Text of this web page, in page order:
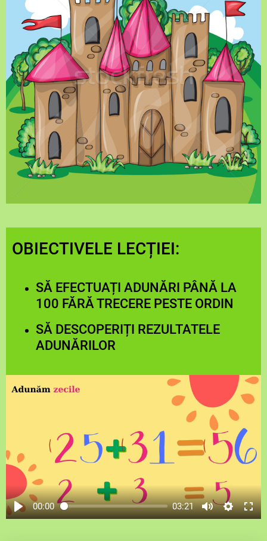
OBIECTIVELE LECȚIEI:
SĂ EFECTUAȚI ADUNĂRI PÂNĂ LA
100 FĂRĂ TRECERE PESTE ORDIN
SĂ DESCOPERIȚI REZULTATELE
ADUNĂRILOR
00:00 03:21